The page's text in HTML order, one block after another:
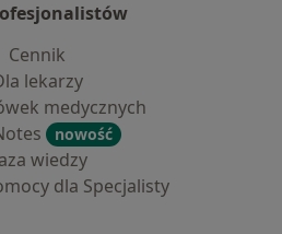
Cennik
lekarzy
medycznych
nowość
wiedzy
dla Specjalisty